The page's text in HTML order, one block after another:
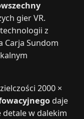
gier VR.
z
Carja Sundom
2000 ×
daje
w dalekim